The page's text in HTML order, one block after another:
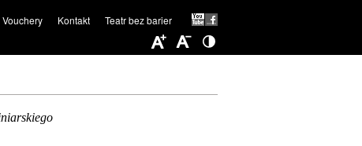
Vouchery Kontakt Teatr bez barier